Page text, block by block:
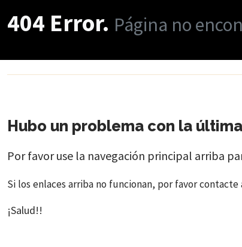
404 Error. Página no
Hubo un problema con la
Por favor use la navegación principal arriba
Si los enlaces arriba no funcionan, por favor
¡Salud!!